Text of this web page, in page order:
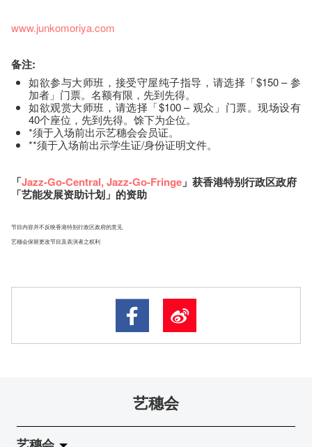
www.junkomoriya.com
备注:
如欲参与大师班，接受守屋纯子指导，请选择「$150 – 参
加者」门票。名额有限，先到先得。
如欲观赏大师班，请选择「$100 – 观众」门票。现场设有
40个座​位​，先到先得。馀下为企位。
*须于入场前出示艺穗会会员证。
**须于入场前出示学生证/身份证明文件。
「Jazz-Go-Central,Jazz-Go-Fringe」获香港特别行政区政府
「艺能发展资助计划」的资助
节目内容并不反映香港特别行政区政府的意见
艺穗会保留更改节目及表演者之权利
艺穗会